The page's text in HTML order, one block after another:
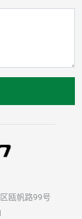
瓯帆路99号